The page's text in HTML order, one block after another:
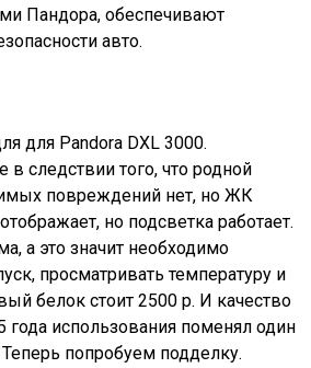
Пандора, обеспечивают
авто.
для Pandora DXL 3000.
в следствии того, что родной
повреждений нет, но ЖК
но подсветка работает.
а это значит необходимо
просматривать температуру и
белок стоит 2500 р. И качество
года использования поменял один
попробуем подделку.